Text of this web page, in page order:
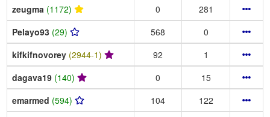
zeugma (1172) 0
281
Pelayo93 (29) 568
0
kifkifnovorey (2944-1) 92
1
dagava19 (140) 0
15
emarmed (594) 104
122